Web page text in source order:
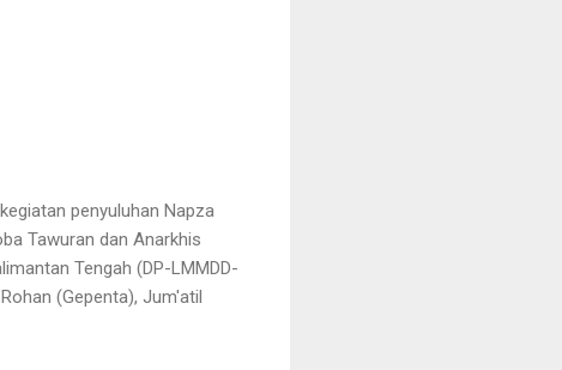
penyuluhan Napza
Tawuran dan Anarkhis
Tengah (DP-LMMDD-
(Gepenta), Jum'atil